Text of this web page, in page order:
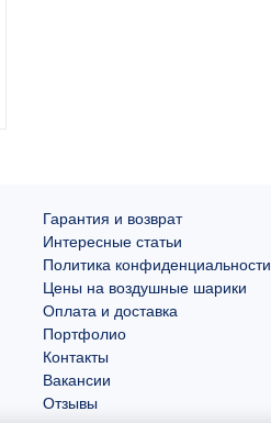
Гарантия и возврат
Интересные статьи
Политика конфиденциальности
Цены на воздушные шарики
Оплата и доставка
Портфолио
Контакты
Вакансии
Отзывы